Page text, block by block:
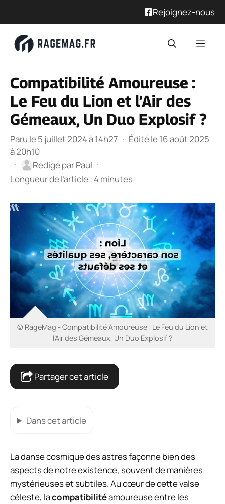
Rejoignez-nous
Compatibilité Amoureuse :
Le Feu du Lion et l’Air des
Gémeaux, Un Duo Explosif ?
Paru le 5 juillet 2024 à 14h27 · Édité le 16 août 2025
à 20h10
·
Rédigé parPaul ·
Longueur de l’article : 4 minutes
© RageMag - Compatibilité Amoureuse : Le Feu du Lion et
l’Air des Gémeaux, Un Duo Explosif ?
Partager cet article
Dans cet article
La danse cosmique des astres façonne bien des
aspects de notre existence, souvent de manières
mystérieuses et subtiles. Au cœur de cette valse
céleste, lacompatibilitéamoureuse entre les